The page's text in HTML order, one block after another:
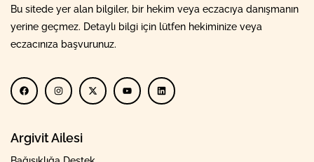
Bu sitede yer alan bilgiler, bir hekim veya eczacıya danışmanın
yerine geçmez. Detaylı bilgi için lütfen hekiminize veya
eczacınıza başvurunuz.
Argivit Ailesi